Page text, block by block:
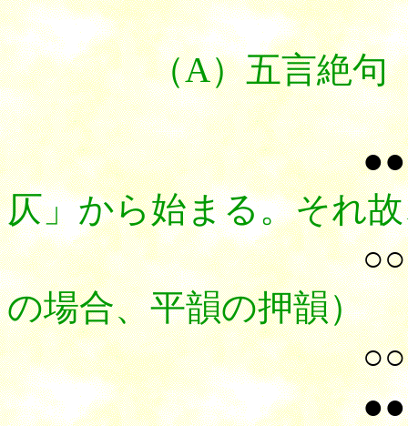
（A）五言絶句
仄」から始まる。それ
の場合、平韻の押韻）